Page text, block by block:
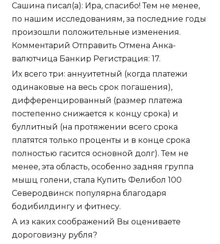
Сашина писал(а): Ира, спасибо! Тем не менее,
по нашим исследованиям, за последние годы
произошли положительные изменения.
Комментарий Отправить Отмена Анка-
валютчица Банкир Регистрация: 17.
Их всего три: аннуитетный (когда платежи
одинаковые на весь срок погашения),
дифференцированный (размер платежа
постепенно снижается к концу срока) и
буллитный (на протяжении всего срока
платятся только проценты и в конце срока
полностью гасится основной долг). Тем не
менее, эта область, особенно задняя группа
мышц голени, стала Купить Фелибол 100
Северодвинск популярна благодаря
бодибилдингу и фитнесу.
А из каких соображений Вы оцениваете
дороговизну рубля?